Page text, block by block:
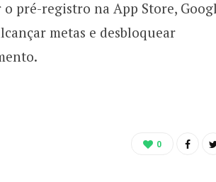
pré-registro na App Store,
metas e desbloquear
0